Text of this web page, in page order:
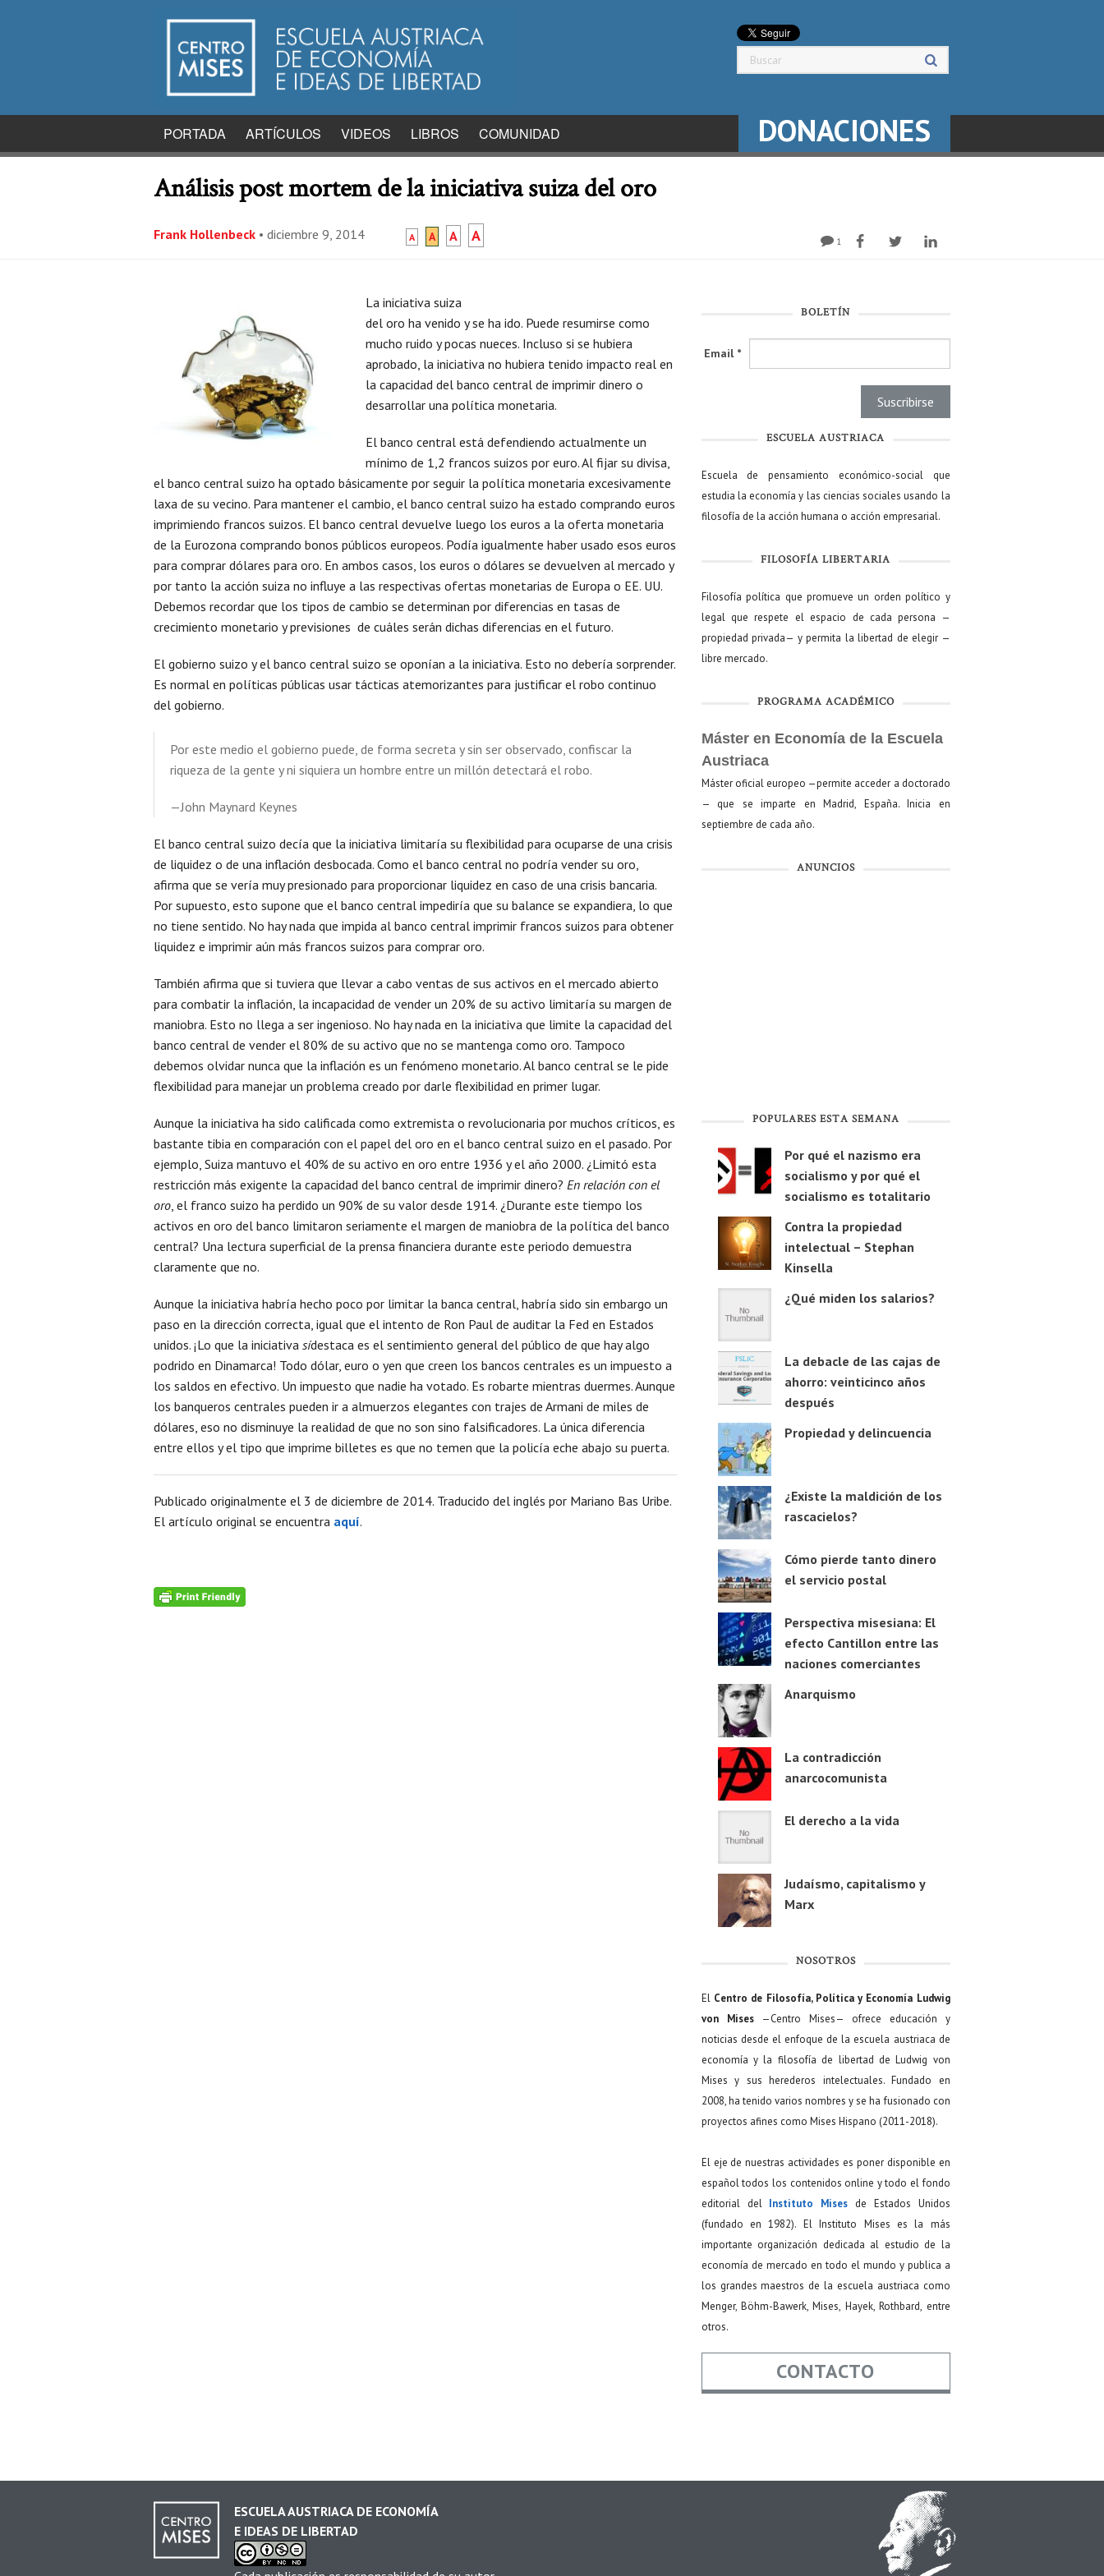
PORTADA ARTÍCULOS VIDEOS LIBROS COMUNIDAD DONACIONES
Análisis post mortem de la iniciativa suiza del oro
Frank Hollenbeck • diciembre 9, 2014 A A A A 1
La iniciativa suiza
del oro ha venido y se ha ido. Puede resumirse como
mucho ruido y pocas nueces. Incluso si se hubiera
aprobado, la iniciativa no hubiera tenido impacto real en
la capacidad del banco central de imprimir dinero o
desarrollar una política monetaria.
El banco central está defendiendo actualmente un
mínimo de 1,2 francos suizos por euro. Al fijar su divisa,
el banco central suizo ha optado básicamente por seguir la política monetaria excesivamente
laxa de su vecino. Para mantener el cambio, el banco central suizo ha estado comprando euros
imprimiendo francos suizos. El banco central devuelve luego los euros a la oferta monetaria
de la Eurozona comprando bonos públicos europeos. Podía igualmente haber usado esos euros
para comprar dólares para oro. En ambos casos, los euros o dólares se devuelven al mercado y
por tanto la acción suiza no influye a las respectivas ofertas monetarias de Europa o EE. UU.
Debemos recordar que los tipos de cambio se determinan por diferencias en tasas de
crecimiento monetario y previsiones de cuáles serán dichas diferencias en el futuro.
El gobierno suizo y el banco central suizo se oponían a la iniciativa. Esto no debería sorprender.
Es normal en políticas públicas usar tácticas atemorizantes para justificar el robo continuo
del gobierno.
Por este medio el gobierno puede, de forma secreta y sin ser observado, confiscar la
riqueza de la gente y ni siquiera un hombre entre un millón detectará el robo.
—John Maynard Keynes
El banco central suizo decía que la iniciativa limitaría su flexibilidad para ocuparse de una crisis
de liquidez o de una inflación desbocada. Como el banco central no podría vender su oro,
afirma que se vería muy presionado para proporcionar liquidez en caso de una crisis bancaria.
Por supuesto, esto supone que el banco central impediría que su balance se expandiera, lo que
no tiene sentido. No hay nada que impida al banco central imprimir francos suizos para obtener
liquidez e imprimir aún más francos suizos para comprar oro.
También afirma que si tuviera que llevar a cabo ventas de sus activos en el mercado abierto
para combatir la inflación, la incapacidad de vender un 20% de su activo limitaría su margen de
maniobra. Esto no llega a ser ingenioso. No hay nada en la iniciativa que limite la capacidad del
banco central de vender el 80% de su activo que no se mantenga como oro. Tampoco
debemos olvidar nunca que la inflación es un fenómeno monetario. Al banco central se le pide
flexibilidad para manejar un problema creado por darle flexibilidad en primer lugar.
Aunque la iniciativa ha sido calificada como extremista o revolucionaria por muchos críticos, es
bastante tibia en comparación con el papel del oro en el banco central suizo en el pasado. Por
ejemplo, Suiza mantuvo el 40% de su activo en oro entre 1936 y el año 2000. ¿Limitó esta
restricción más exigente la capacidad del banco central de imprimir dinero? En relación con el
oro , el franco suizo ha perdido un 90% de su valor desde 1914. ¿Durante este tiempo los
activos en oro del banco limitaron seriamente el margen de maniobra de la política del banco
central? Una lectura superficial de la prensa financiera durante este periodo demuestra
claramente que no.
Aunque la iniciativa habría hecho poco por limitar la banca central, habría sido sin embargo un
paso en la dirección correcta, igual que el intento de Ron Paul de auditar la Fed en Estados
unidos. ¡Lo que la iniciativa sídestaca es el sentimiento general del público de que hay algo
podrido en Dinamarca! Todo dólar, euro o yen que creen los bancos centrales es un impuesto a
los saldos en efectivo. Un impuesto que nadie ha votado. Es robarte mientras duermes. Aunque
los banqueros centrales pueden ir a almuerzos elegantes con trajes de Armani de miles de
dólares, eso no disminuye la realidad de que no son sino falsificadores. La única diferencia
entre ellos y el tipo que imprime billetes es que no temen que la policía eche abajo su puerta.
Publicado originalmente el 3 de diciembre de 2014. Traducido del inglés por Mariano Bas Uribe.
El artículo original se encuentra aquí.
BOLETÍN
Email *
ESCUELA AUSTRIACA
Escuela de pensamiento económico-social que
estudia la economía y las ciencias sociales usando la
filosofía de la acción humana o acción empresarial.
FILOSOFÍA LIBERTARIA
Filosofía política que promueve un orden político y
legal que respete el espacio de cada persona —
propiedad privada— y permita la libertad de elegir —
libre mercado.
PROGRAMA ACADÉMICO
Máster en Economía de la Escuela
Austriaca
Máster oficial europeo —permite acceder a doctorado
— que se imparte en Madrid, España. Inicia en
septiembre de cada año.
ANUNCIOS
POPULARES ESTA SEMANA
Por qué el nazismo era
socialismo y por qué el
socialismo es totalitario
Contra la propiedad
intelectual – Stephan
Kinsella
¿Qué miden los salarios?
La debacle de las cajas de
ahorro: veinticinco años
después
Propiedad y delincuencia
¿Existe la maldición de los
rascacielos?
Cómo pierde tanto dinero
el servicio postal
Perspectiva misesiana: El
efecto Cantillon entre las
naciones comerciantes
Anarquismo
La contradicción
anarcocomunista
El derecho a la vida
Judaísmo, capitalismo y
Marx
NOSOTROS
El Centro de Filosofía, Política y Economía Ludwig
von Mises—Centro Mises— ofrece educación y
noticias desde el enfoque de la escuela austriaca de
economía y la filosofía de libertad de Ludwig von
Mises y sus herederos intelectuales. Fundado en
2008, ha tenido varios nombres y se ha fusionado con
proyectos afines como Mises Hispano (2011-2018).
El eje de nuestras actividades es poner disponible en
español todos los contenidos online y todo el fondo
editorial del Instituto Mises de Estados Unidos
(fundado en 1982). El Instituto Mises es la más
importante organización dedicada al estudio de la
economía de mercado en todo el mundo y publica a
los grandes maestros de la escuela austriaca como
Menger, Böhm-Bawerk, Mises, Hayek, Rothbard, entre
otros.
CONTACTO
ESCUELA AUSTRIACA DE ECONOMÍA
E IDEAS DE LIBERTAD